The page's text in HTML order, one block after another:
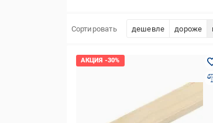
Сортировать дешевле дороже